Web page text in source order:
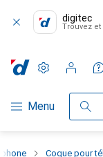
digitec
Trouvez
Navigation par
Menu
Paramètres
Compte client
Listes de
Listes d'envies
Panier
Coque pour